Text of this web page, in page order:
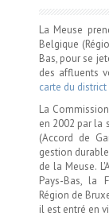
La Meuse
Belgique
Bas, pour se
des affluents
carte du
La
en 2002 par la
(Accord de
gestion
de la Meuse.
Pays-Bas, la
Région de
il est entré en